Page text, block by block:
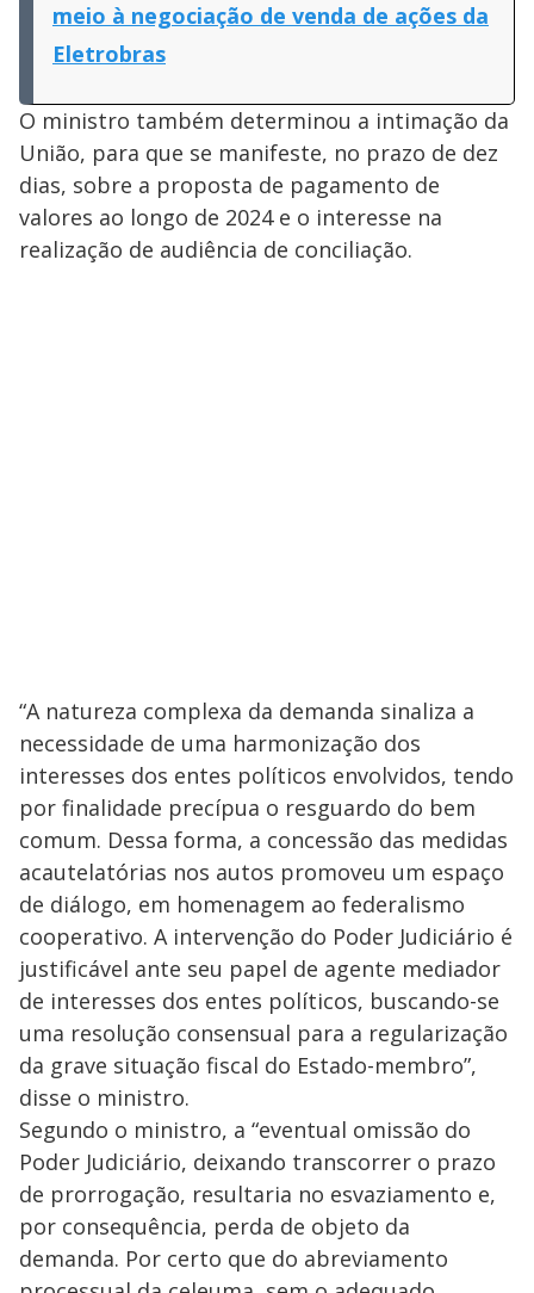
meio à negociação de venda de ações da
Eletrobras
O ministro também determinou a intimação da
União, para que se manifeste, no prazo de dez
dias, sobre a proposta de pagamento de
valores ao longo de 2024 e o interesse na
realização de audiência de conciliação.
“A natureza complexa da demanda sinaliza a
necessidade de uma harmonização dos
interesses dos entes políticos envolvidos, tendo
por finalidade precípua o resguardo do bem
comum. Dessa forma, a concessão das medidas
acautelatórias nos autos promoveu um espaço
de diálogo, em homenagem ao federalismo
cooperativo. A intervenção do Poder Judiciário é
justificável ante seu papel de agente mediador
de interesses dos entes políticos, buscando-se
uma resolução consensual para a regularização
da grave situação fiscal do Estado-membro”,
disse o ministro.
Segundo o ministro, a “eventual omissão do
Poder Judiciário, deixando transcorrer o prazo
de prorrogação, resultaria no esvaziamento e,
por consequência, perda de objeto da
demanda. Por certo que do abreviamento